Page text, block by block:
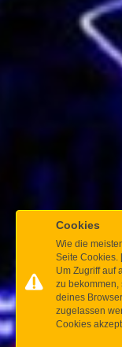
Cookies
Wie die
Seite Cookies. [
Um Zugriff auf
zu bekommen,
deines
zugelassen
Cookies